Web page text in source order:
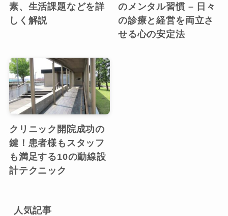
素、生活課題などを詳
しく解説
のメンタル習慣 – 日々
の診療と経営を両立さ
せる心の安定法
クリニック開院成功の
鍵！患者様もスタッフ
も満足する10の動線設
計テクニック
人気記事